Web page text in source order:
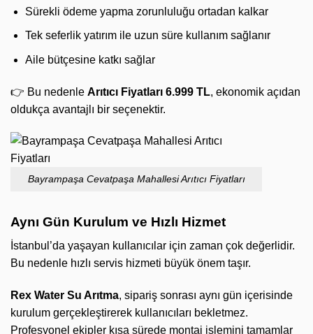
Sürekli ödeme yapma zorunluluğu ortadan kalkar
Tek seferlik yatırım ile uzun süre kullanım sağlanır
Aile bütçesine katkı sağlar
👉 Bu nedenle Arıtıcı Fiyatları 6.999 TL, ekonomik açıdan
oldukça avantajlı bir seçenektir.
Bayrampaşa Cevatpaşa Mahallesi Arıtıcı Fiyatları
Aynı Gün Kurulum ve Hızlı Hizmet
İstanbul’da yaşayan kullanıcılar için zaman çok değerlidir.
Bu nedenle hızlı servis hizmeti büyük önem taşır.
Rex Water Su Arıtma, sipariş sonrası aynı gün içerisinde
kurulum gerçekleştirerek kullanıcıları bekletmez.
Profesyonel ekipler kısa sürede montaj işlemini tamamlar